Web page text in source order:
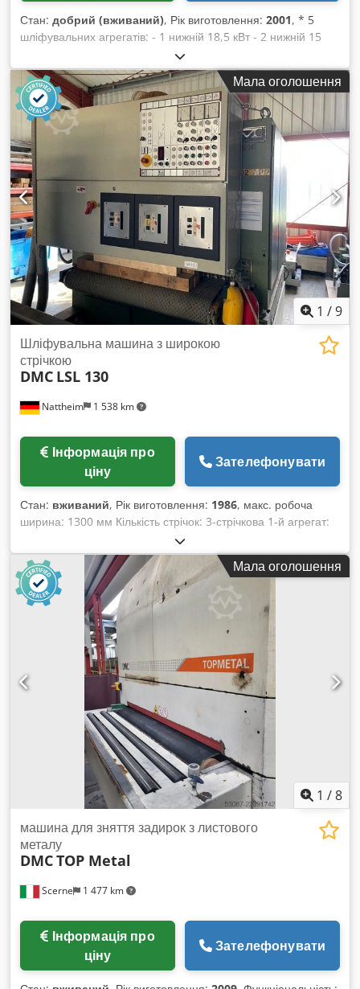
Стан: добрий (вживаний), Рік виготовлення: 2001, * 5
шліфувальних агрегатів: - 1 нижній 18,5 кВт - 2 нижній 15
кВт - 3 верхній 18,5 кВт - 4 верхній 15 кВт - 5 верхній 11 кВт
Csdpfx Aot Hmg Ioc Djrf * плавне регулювання подачі на
частотному перетворювачі (2x2.2 кВт) * електричне
регулювання висоти столу * пневматична осциляція *
обдув шліфувальних стрічок
Мала оголошення
1 /9
Nattheim 1 538 km
Шліфувальна машина з широкою
стрічкою
DMC LSL 130
ціну
Зателефонувати
Стан: вживаний, Рік виготовлення: 1986, макс. робоча
ширина: 1300 мм Кількість стрічок: 3-стрічкова 1-й агрегат:
башмачковий агрегат Діаметр першого вала: 100 мм
Виконання 1-го агрегата: сталевий вал/башмак 2-й агрегат:
вал/башмак Діаметр другого вала: 100 мм Виконання 2-го
агрегата: сталевий вал 3-й агрегат: вал/башмак Діаметр
третього вала: 100 мм Виконання 3-го вала: канавковий
сталевий вал Шліфувальний башмак 3-го агрегата:
електронні окремі секції Очисні щітки: так Лакове
шліфування можливе: так Codpevvki Nofx Ac Djrf Обдув
стрічки: так Вакуумний транспортер: так Місце зберігання:
Натхайм
Мала оголошення
1 /8
Scerne 1 477 km
машина для зняття задирок з листового
металу
DMCTOP Metal
ціну
Зателефонувати